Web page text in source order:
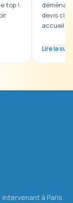
top !
devis
accueil …
Lire la
à Paris